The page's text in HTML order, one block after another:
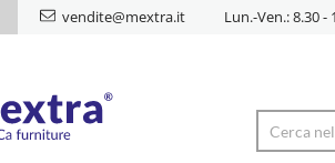
vendite@mextra.it Lun.-Ven.: 8.30 -